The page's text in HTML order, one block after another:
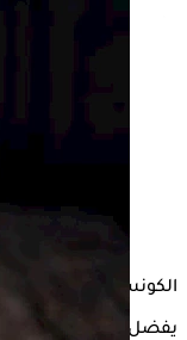
الكونسلتو
يفضل بعض